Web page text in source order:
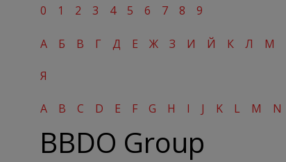
0 1 2 3 4 5 6 7 8 9
А Б В Г Д Е Ж З И Й К Л М
Я
A B C D E F G H I J K L M N
BBDO Group